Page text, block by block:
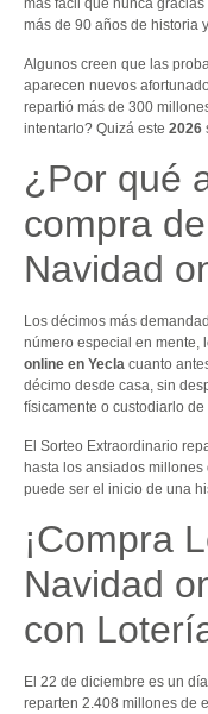
más fácil que nunca gracias
más de 90 años de historia
Algunos creen que las
aparecen nuevos
repartió más de 300
intentarlo? Quizá este 2026
¿Por qué
compra
Navidad
Los décimos más
número especial en mente,
online en Yecla cuanto
décimo desde casa, sin
físicamente o custodiarlo
El Sorteo Extraordinario
hasta los ansiados
puede ser el inicio de una
¡Compra
Navidad
con
El 22 de diciembre es un
reparten 2.408 millones de